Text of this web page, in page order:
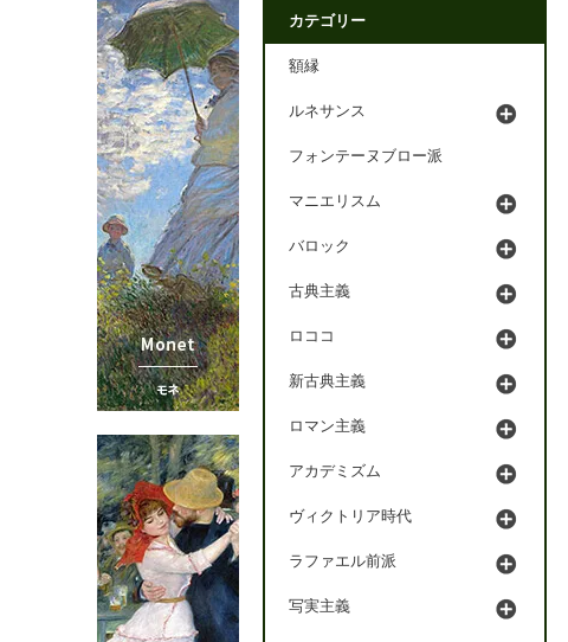
カテゴリー
額縁
ルネサンス
フォンテーヌブロー派
マニエリスム
バロック
古典主義
ロココ
新古典主義
ロマン主義
アカデミズム
ヴィクトリア時代
ラファエル前派
写実主義